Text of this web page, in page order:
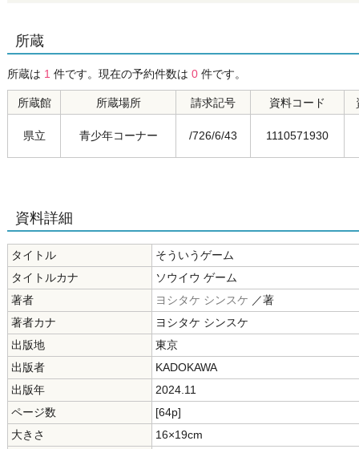
所蔵
所蔵は 1 件です。現在の予約件数は 0 件です。
所蔵館 所蔵場所 請求記号 資料コード
県立 青少年コーナー /726/6/43 1110571930
資料詳細
タイトル
そういうゲーム
タイトルカナ
ソウイウ ゲーム
著者
ヨシタケ シンスケ ／著
著者カナ
ヨシタケ シンスケ
出版地
東京
出版者
KADOKAWA
出版年
2024.11
ページ数
[64p]
大きさ
16×19cm